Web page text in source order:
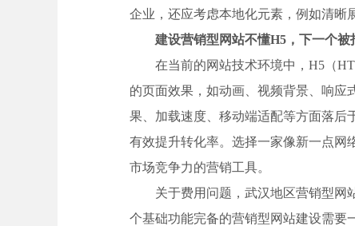
企业，还应考虑本地化元素，例如清晰
建设营销型网站不懂H5，下一个
在当前的网站技术环境中，H5（
的页面效果，如动画、视频背景、响应
果、加载速度、移动端适配等方面落后
有效提升转化率。选择一家像新一点网
市场竞争力的营销工具。
关于费用问题，武汉地区营销型网
个基础功能完备的营销型网站建设需要